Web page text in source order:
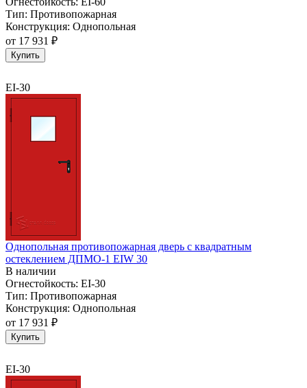
Тип: Противопожарная
Конструкция: Однопольная
от 17 931 ₽
Купить
EI-30
Однопольная противопожарная дверь с квадратным
остеклением ДПМО-1 EIW 30
В наличии
Огнестойкость: EI-30
Тип: Противопожарная
Конструкция: Однопольная
от 17 931 ₽
Купить
EI-30